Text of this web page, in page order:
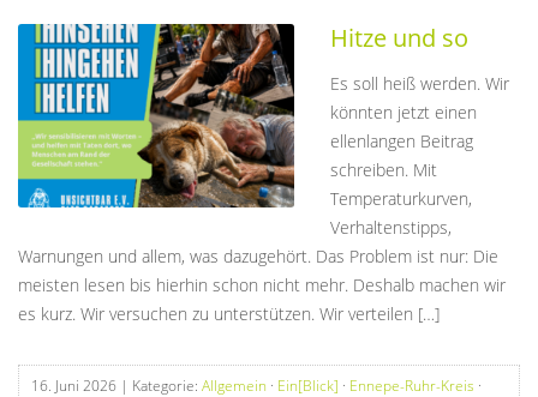
Hitze und so
Es soll heiß werden. Wir
könnten jetzt einen
ellenlangen Beitrag
schreiben. Mit
Temperaturkurven,
Verhaltenstipps,
Warnungen und allem, was dazugehört. Das Problem ist nur: Die
meisten lesen bis hierhin schon nicht mehr. Deshalb machen wir
es kurz. Wir versuchen zu unterstützen. Wir verteilen […]
16. Juni 2026 | Kategorie: Allgemein · Ein[Blick] · Ennepe-Ruhr-Kreis ·